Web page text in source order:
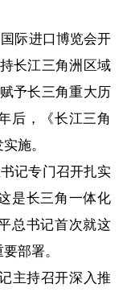
际进口博览会开
长江三角洲区域
予长三角重大历
后，《长江三角
施。
记专门召开扎实
是长三角一体化
总书记首次就这
部署。
主持召开深入推